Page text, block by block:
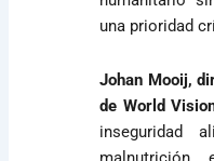
una prioridad
Johan Mooij,
de World
inseguridad